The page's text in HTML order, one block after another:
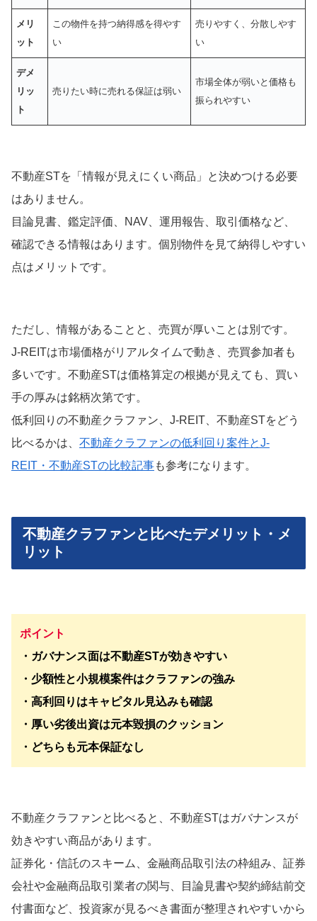
メリ
ット
この物件を持つ納得感を得やす
い
売りやすく、分散しやす
い
デメ
リッ
ト
売りたい時に売れる保証は弱い
市場全体が弱いと価格も
振られやすい
不動産STを「情報が見えにくい商品」と決めつける必要
はありません。
目論見書、鑑定評価、NAV、運用報告、取引価格など、
確認できる情報はあります。個別物件を見て納得しやすい
点はメリットです。
ただし、情報があることと、売買が厚いことは別です。
J-REITは市場価格がリアルタイムで動き、売買参加者も
多いです。不動産STは価格算定の根拠が見えても、買い
手の厚みは銘柄次第です。
低利回りの不動産クラファン、J-REIT、不動産STをどう
比べるかは、 不動産クラファンの低利回り案件とJ-
REIT・不動産STの比較記事も参考になります。
不動産クラファンと比べたデメリット・メ
リット
ポイント
・ガバナンス面は不動産STが効きやすい
・少額性と小規模案件はクラファンの強み
・高利回りはキャピタル見込みも確認
・厚い劣後出資は元本毀損のクッション
・どちらも元本保証なし
不動産クラファンと比べると、不動産STはガバナンスが
効きやすい商品があります。
証券化・信託のスキーム、金融商品取引法の枠組み、証券
会社や金融商品取引業者の関与、目論見書や契約締結前交
付書面など、投資家が見るべき書面が整理されやすいから